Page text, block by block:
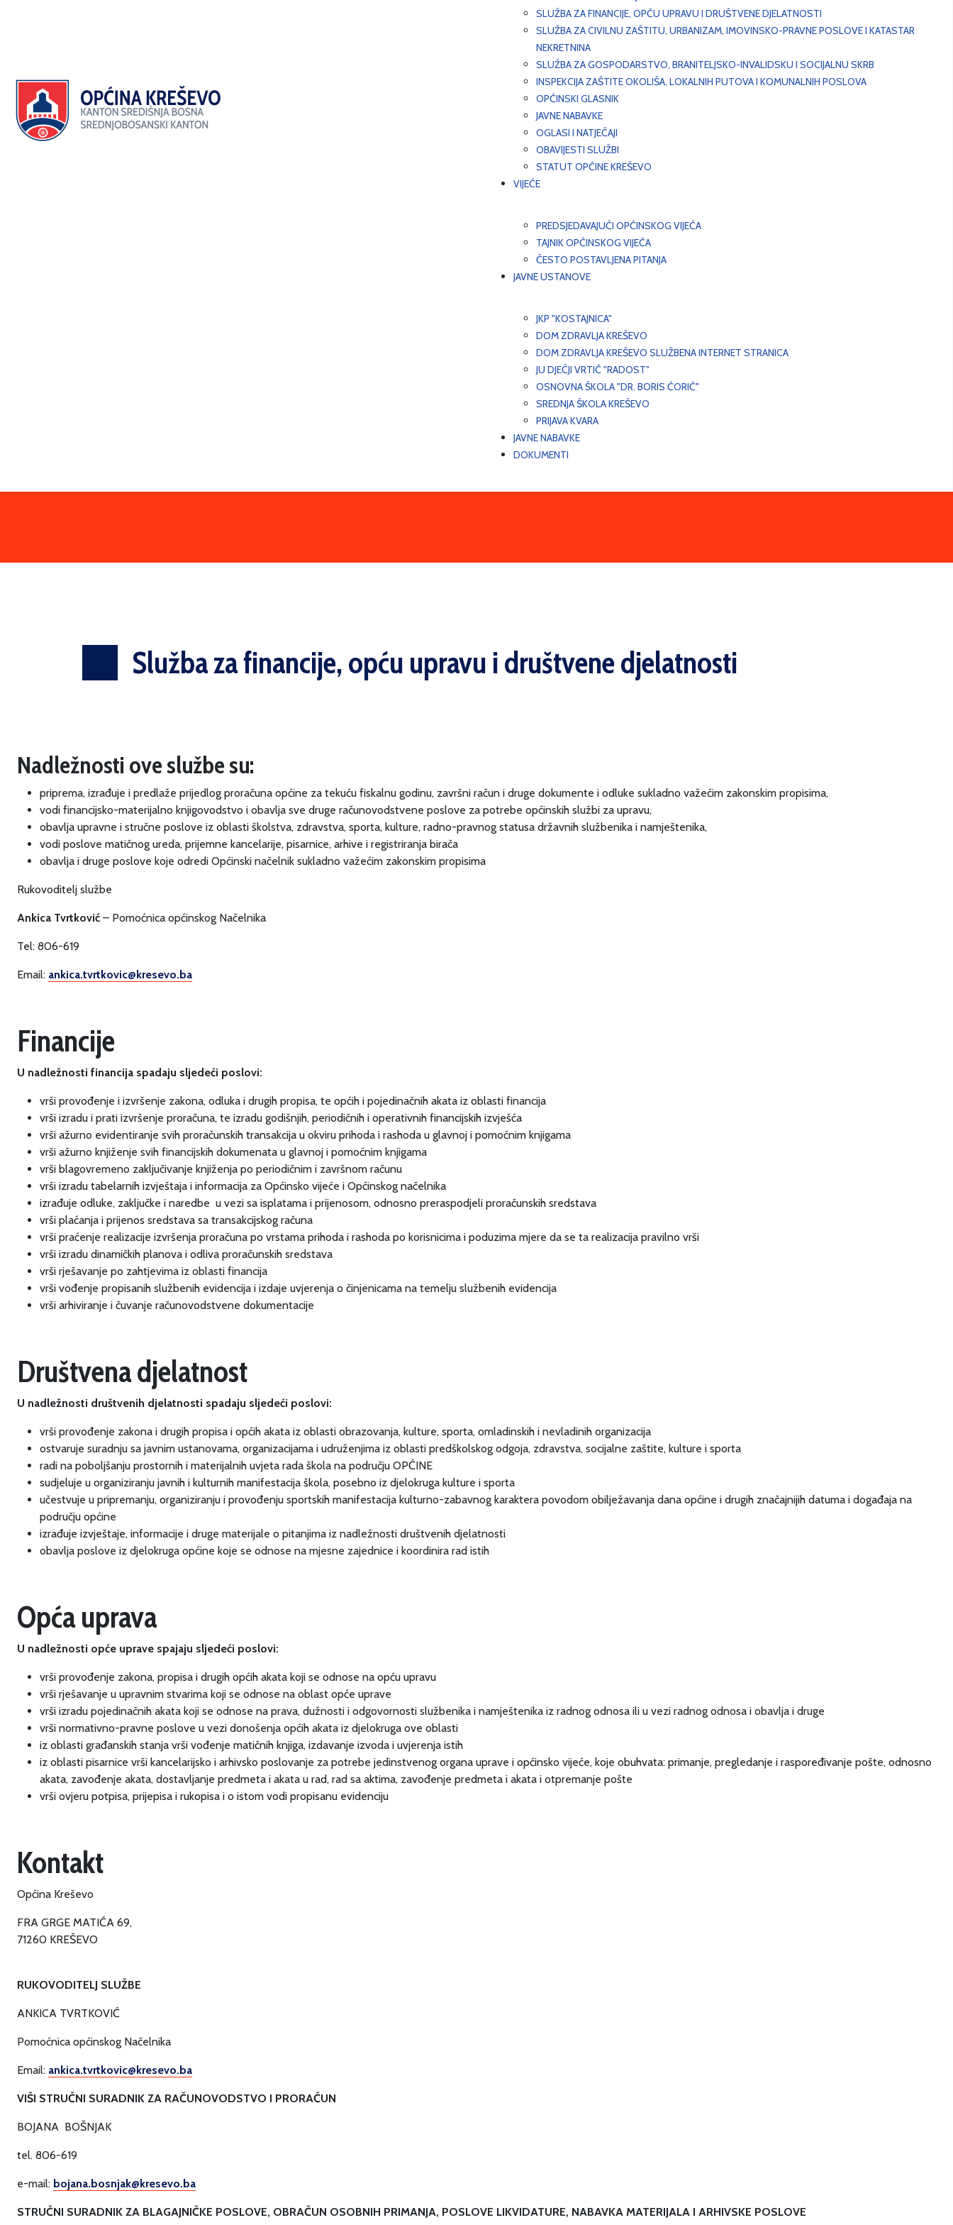
SLUŽBA ZA FINANCIJE, OPĆU UPRAVU I DRUŠTVENE DJELATNOSTI
SLUŽBA ZA CIVILNU ZAŠTITU, URBANIZAM, IMOVINSKO-PRAVNE POSLOVE I KATASTAR
NEKRETNINA
SLUŽBA ZA GOSPODARSTVO, BRANITELJSKO-INVALIDSKU I SOCIJALNU SKRB
INSPEKCIJA ZAŠTITE OKOLIŠA, LOKALNIH PUTOVA I KOMUNALNIH POSLOVA
OPĆINSKI GLASNIK
JAVNE NABAVKE
OGLASI I NATJEČAJI
OBAVIJESTI SLUŽBI
STATUT OPĆINE KREŠEVO
VIJEĆE
PREDSJEDAVAJUĆI OPĆINSKOG VIJEĆA
TAJNIK OPĆINSKOG VIJEĆA
ČESTO POSTAVLJENA PITANJA
JAVNE USTANOVE
JKP "KOSTAJNICA"
DOM ZDRAVLJA KREŠEVO
DOM ZDRAVLJA KREŠEVO SLUŽBENA INTERNET STRANICA
JU DJEČJI VRTIĆ "RADOST"
OSNOVNA ŠKOLA "DR. BORIS ĆORIĆ"
SREDNJA ŠKOLA KREŠEVO
PRIJAVA KVARA
JAVNE NABAVKE
DOKUMENTI
Služba za financije, opću upravu i društvene djelatnosti
Nadležnosti ove službe su:
priprema, izrađuje i predlaže prijedlog proračuna općine za tekuću fiskalnu godinu, završni račun i druge dokumente i odluke sukladno važećim zakonskim propisima,
vodi financijsko-materijalno knjigovodstvo i obavlja sve druge računovodstvene poslove za potrebe općinskih službi za upravu,
obavlja upravne i stručne poslove iz oblasti školstva, zdravstva, sporta, kulture, radno-pravnog statusa državnih službenika i namještenika,
vodi poslove matičnog ureda, prijemne kancelarije, pisarnice, arhive i registriranja birača
obavlja i druge poslove koje odredi Općinski načelnik sukladno važećim zakonskim propisima
Rukovoditelj službe
Ankica Tvrtković – Pomoćnica općinskog Načelnika
Tel: 806-619
Email: ankica.tvrtkovic@kresevo.ba
Financije
U nadležnosti financija spadaju sljedeći poslovi:
vrši provođenje i izvršenje zakona, odluka i drugih propisa, te općih i pojedinačnih akata iz oblasti financija
vrši izradu i prati izvršenje proračuna, te izradu godišnjih, periodičnih i operativnih financijskih izvješća
vrši ažurno evidentiranje svih proračunskih transakcija u okviru prihoda i rashoda u glavnoj i pomoćnim knjigama
vrši ažurno knjiženje svih financijskih dokumenata u glavnoj i pomoćnim knjigama
vrši blagovremeno zaključivanje knjiženja po periodičnim i završnom računu
vrši izradu tabelarnih izvještaja i informacija za Općinsko vijeće i Općinskog načelnika
izrađuje odluke, zaključke i naredbe u vezi sa isplatama i prijenosom, odnosno preraspodjeli proračunskih sredstava
vrši plaćanja i prijenos sredstava sa transakcijskog računa
vrši praćenje realizacije izvršenja proračuna po vrstama prihoda i rashoda po korisnicima i poduzima mjere da se ta realizacija pravilno vrši
vrši izradu dinamičkih planova i odliva proračunskih sredstava
vrši rješavanje po zahtjevima iz oblasti financija
vrši vođenje propisanih službenih evidencija i izdaje uvjerenja o činjenicama na temelju službenih evidencija
vrši arhiviranje i čuvanje računovodstvene dokumentacije
Društvena djelatnost
U nadležnosti društvenih djelatnosti spadaju sljedeći poslovi:
vrši provođenje zakona i drugih propisa i općih akata iz oblasti obrazovanja, kulture, sporta, omladinskih i nevladinih organizacija
ostvaruje suradnju sa javnim ustanovama, organizacijama i udruženjima iz oblasti predškolskog odgoja, zdravstva, socijalne zaštite, kulture i sporta
radi na poboljšanju prostornih i materijalnih uvjeta rada škola na području OPĆINE
sudjeluje u organiziranju javnih i kulturnih manifestacija škola, posebno iz djelokruga kulture i sporta
učestvuje u pripremanju, organiziranju i provođenju sportskih manifestacija kulturno-zabavnog karaktera povodom obilježavanja dana općine i drugih značajnijih datuma i događaja na
području općine
izrađuje izvještaje, informacije i druge materijale o pitanjima iz nadležnosti društvenih djelatnosti
obavlja poslove iz djelokruga općine koje se odnose na mjesne zajednice i koordinira rad istih
Opća uprava
U nadležnosti opće uprave spajaju sljedeći poslovi:
vrši provođenje zakona, propisa i drugih općih akata koji se odnose na opću upravu
vrši rješavanje u upravnim stvarima koji se odnose na oblast opće uprave
vrši izradu pojedinačnih akata koji se odnose na prava, dužnosti i odgovornosti službenika i namještenika iz radnog odnosa ili u vezi radnog odnosa i obavlja i druge
vrši normativno-pravne poslove u vezi donošenja općih akata iz djelokruga ove oblasti
iz oblasti građanskih stanja vrši vođenje matičnih knjiga, izdavanje izvoda i uvjerenja istih
iz oblasti pisarnice vrši kancelarijsko i arhivsko poslovanje za potrebe jedinstvenog organa uprave i općinsko vijeće, koje obuhvata: primanje, pregledanje i raspoređivanje pošte, odnosno
akata, zavođenje akata, dostavljanje predmeta i akata u rad, rad sa aktima, zavođenje predmeta i akata i otpremanje pošte
vrši ovjeru potpisa, prijepisa i rukopisa i o istom vodi propisanu evidenciju
Kontakt
Općina Kreševo
FRA GRGE MATIĆA 69,
71260 KREŠEVO
RUKOVODITELJ SLUŽBE
ANKICA TVRTKOVIĆ
Pomoćnica općinskog Načelnika
Email: ankica.tvrtkovic@kresevo.ba
VIŠI STRUČNI SURADNIK ZA RAČUNOVODSTVO I PRORAČUN
BOJANA BOŠNJAK
tel. 806-619
e-mail: bojana.bosnjak@kresevo.ba
STRUČNI SURADNIK ZA BLAGAJNIČKE POSLOVE, OBRAČUN OSOBNIH PRIMANJA, POSLOVE LIKVIDATURE, NABAVKA MATERIJALA I ARHIVSKE POSLOVE